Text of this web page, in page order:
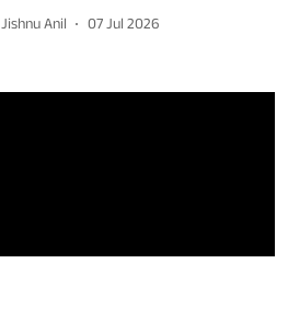
Jishnu Anil 07 Jul 2026